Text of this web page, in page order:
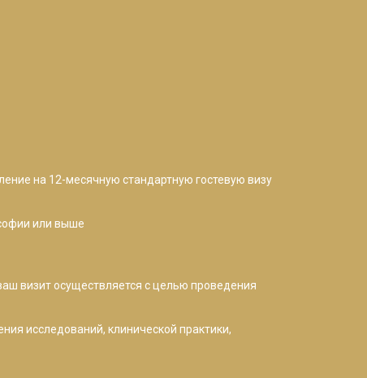
на 12-месячную стандартную гостевую визу
или выше
визит осуществляется с целью проведения
исследований, клинической практики,